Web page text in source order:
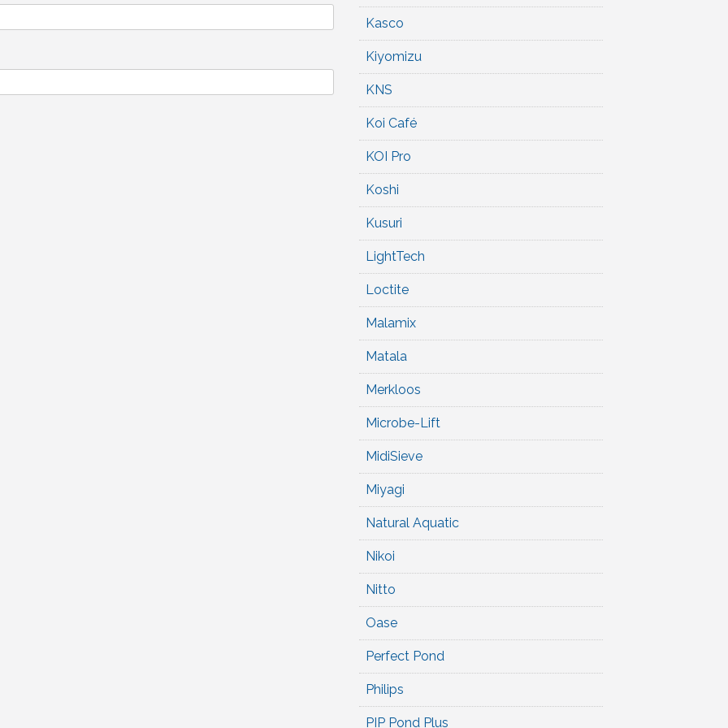
Kasco
Kiyomizu
KNS
Koi Café
KOI Pro
Koshi
Kusuri
LightTech
Loctite
Malamix
Matala
Merkloos
Microbe-Lift
MidiSieve
Miyagi
Natural Aquatic
Nikoi
Nitto
Oase
Perfect Pond
Philips
PIP Pond Plus